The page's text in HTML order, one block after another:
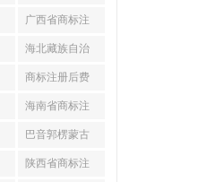
广西省商标注
册
海北藏族自治
州商标注册
商标注册后费
用
海南省商标注
册
巴音郭楞蒙古
自治州商标
陕西省商标注